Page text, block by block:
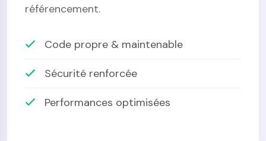
référencement.
Code propre & maintenable
Sécurité renforcée
Performances optimisées